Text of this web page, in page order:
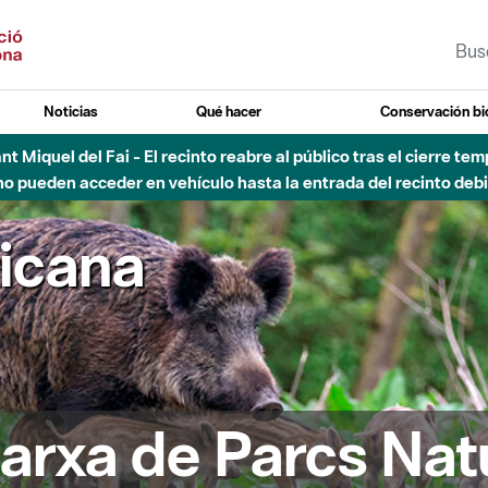
Noticias Qué hacer Conservación
Miquel del Fai - El recinto reabre al público tras el cierre
pueden acceder en vehículo hasta la entrada del recinto
de Parcs